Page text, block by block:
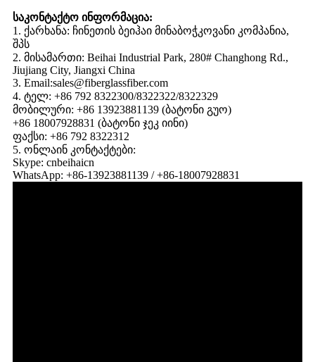
საკონტაქტო ინფორმაცია:
1. ქარხანა: ჩინეთის ბეიჰაი მინაბოჭკოვანი კომპანია,
შპს
2. მისამართი: Beihai Industrial Park, 280# Changhong Rd.,
Jiujiang City, Jiangxi China
3. Email:sales@fiberglassfiber.com
4. ტელ: +86 792 8322300/8322322/8322329
მობილური: +86 13923881139 (ბატონი გუო)
+86 18007928831 (ბატონი ჯეკ იინი)
ფაქსი: +86 792 8322312
5. ონლაინ კონტაქტები:
Skype: cnbeihaicn
WhatsApp: +86-13923881139 / +86-18007928831